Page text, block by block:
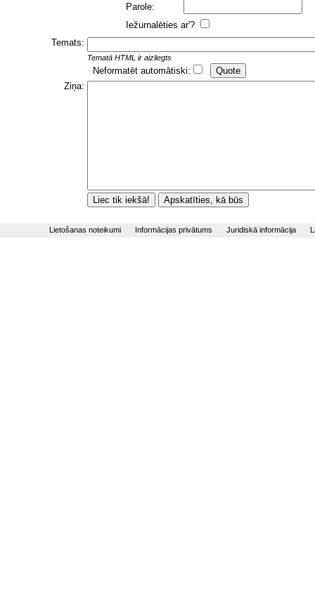
Parole:
Iežurnalēties ar'?
Temats:
Tematā HTML ir aizliegts
Neformatēt automātiski:
Ziņa:
Lietošanas noteikumi Informācijas privātums Juridiskā informācija